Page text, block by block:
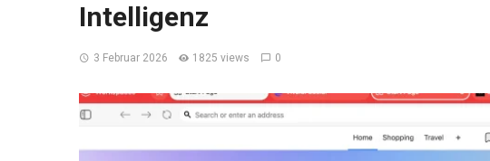
Intelligenz
3 Februar 2026 1825 views 0